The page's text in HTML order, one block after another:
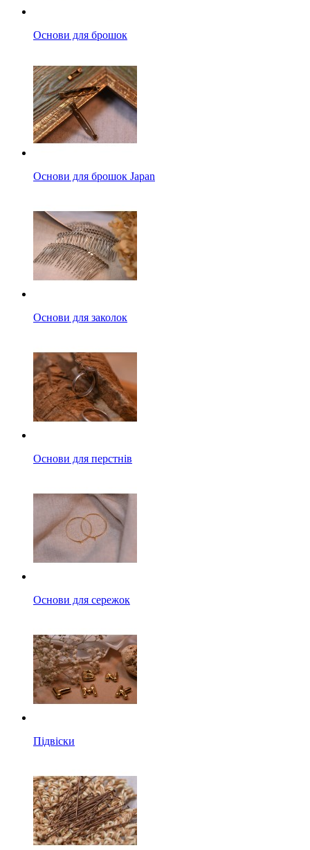
Основи для брошок
Основи для брошок Japan
Основи для заколок
Основи для перстнів
Основи для сережок
Підвіски